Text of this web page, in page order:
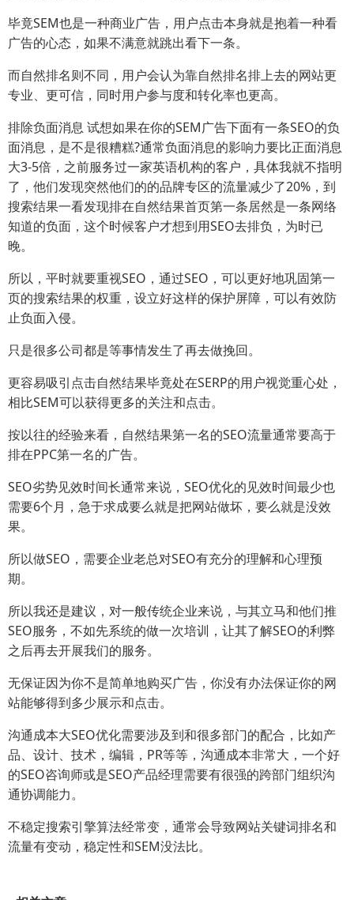
毕竟SEM也是一种商业广告，用户点击本身就是抱着一种看
广告的心态，如果不满意就跳出看下一条。
而自然排名则不同，用户会认为靠自然排名排上去的网站更
专业、更可信，同时用户参与度和转化率也更高。
排除负面消息 试想如果在你的SEM广告下面有一条SEO的负
面消息，是不是很糟糕?通常负面消息的影响力要比正面消息
大3-5倍，之前服务过一家英语机构的客户，具体我就不指明
了，他们发现突然他们的的品牌专区的流量减少了20%，到
搜索结果一看发现排在自然结果首页第一条居然是一条网络
知道的负面，这个时候客户才想到用SEO去排负，为时已
晚。
所以，平时就要重视SEO，通过SEO，可以更好地巩固第一
页的搜索结果的权重，设立好这样的保护屏障，可以有效防
止负面入侵。
只是很多公司都是等事情发生了再去做挽回。
更容易吸引点击自然结果毕竟处在SERP的用户视觉重心处，
相比SEM可以获得更多的关注和点击。
按以往的经验来看，自然结果第一名的SEO流量通常要高于
排在PPC第一名的广告。
SEO劣势见效时间长通常来说，SEO优化的见效时间最少也
需要6个月，急于求成要么就是把网站做坏，要么就是没效
果。
所以做SEO，需要企业老总对SEO有充分的理解和心理预
期。
所以我还是建议，对一般传统企业来说，与其立马和他们推
SEO服务，不如先系统的做一次培训，让其了解SEO的利弊
之后再去开展我们的服务。
无保证因为你不是简单地购买广告，你没有办法保证你的网
站能够得到多少展示和点击。
沟通成本大SEO优化需要涉及到和很多部门的配合，比如产
品、设计、技术，编辑，PR等等，沟通成本非常大，一个好
的SEO咨询师或是SEO产品经理需要有很强的跨部门组织沟
通协调能力。
不稳定搜索引擎算法经常变，通常会导致网站关键词排名和
流量有变动，稳定性和SEM没法比。